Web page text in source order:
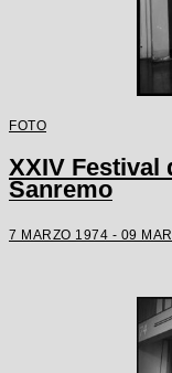
FOTO
XXIV Festival
Sanremo
7 MARZO 1974 - 09